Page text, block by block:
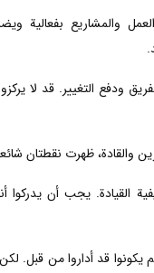
والمشاريع بفعالية
ودفع التغيير. قد لا
والقادة، ظهرت نقطتان
القيادة. يجب أن
يكونوا قد أداروا من قبل.